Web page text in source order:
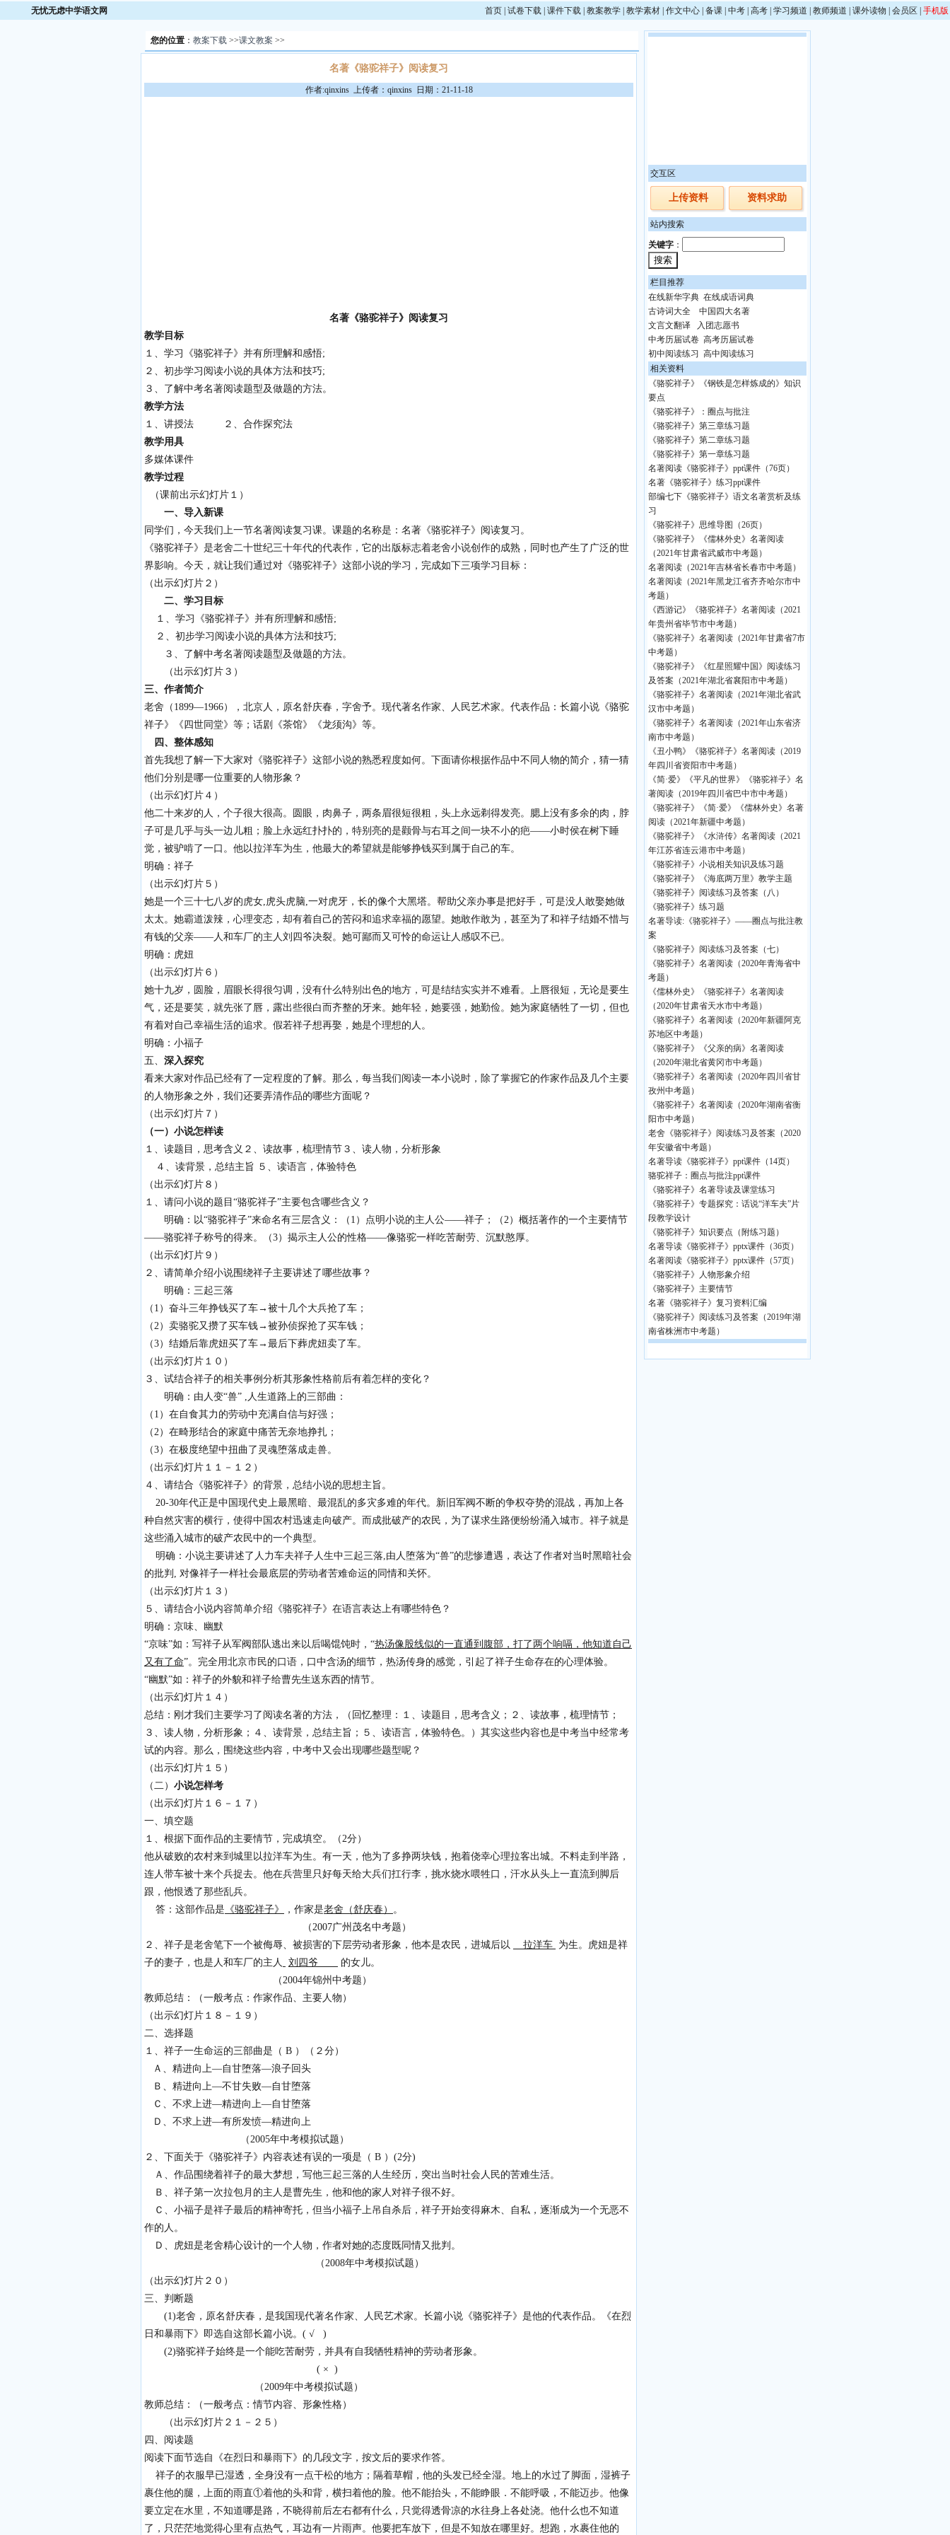
无忧无虑中学语文网 首页 试卷下载 课件下载 教案教学 教学素材 作文中心 备课 中考 高考 学习频道 教师频道 课外读物 会员区 手机版
您的位置： 教案下载>>课文教案 >>
名著《骆驼祥子》阅读复习
作者:qinxins 上传者：qinxins 日期：21-11-18
名著《骆驼祥子》阅读复习
教学目标
１、学习《骆驼祥子》并有所理解和感悟;
２、初步学习阅读小说的具体方法和技巧;
３、了解中考名著阅读题型及做题的方法。
教学方法
１、讲授法 ２、合作探究法
教学用具
多媒体课件
教学过程
（课前出示幻灯片１）
一、导入新课
同学们，今天我们上一节名著阅读复习课。课题的名称是：名著《骆驼祥子》阅读复习。
《骆驼祥子》是老舍二十世纪三十年代的代表作，它的出版标志着老舍小说创作的成熟，同时也产生了广泛的世
界影响。今天，就让我们通过对《骆驼祥子》这部小说的学习，完成如下三项学习目标：
（出示幻灯片２）
二、学习目标
１、学习《骆驼祥子》并有所理解和感悟;
２、初步学习阅读小说的具体方法和技巧;
３、了解中考名著阅读题型及做题的方法。
（出示幻灯片３）
三、作者简介
老舍（1899—1966），北京人，原名舒庆春，字舍予。现代著名作家、人民艺术家。代表作品：长篇小说《骆驼
祥子》《四世同堂》等；话剧《茶馆》《龙须沟》等。
四、整体感知
首先我想了解一下大家对《骆驼祥子》这部小说的熟悉程度如何。下面请你根据作品中不同人物的简介，猜一猜
他们分别是哪一位重要的人物形象？
（出示幻灯片４）
他二十来岁的人，个子很大很高。圆眼，肉鼻子，两条眉很短很粗，头上永远剃得发亮。腮上没有多余的肉，脖
子可是几乎与头一边儿粗；脸上永远红扑扑的，特别亮的是颧骨与右耳之间一块不小的疤——小时侯在树下睡
觉，被驴啃了一口。他以拉洋车为生，他最大的希望就是能够挣钱买到属于自己的车。
明确：祥子
（出示幻灯片５）
她是一个三十七八岁的虎女,虎头虎脑,一对虎牙，长的像个大黑塔。帮助父亲办事是把好手，可是没人敢娶她做
太太。她霸道泼辣，心理变态，却有着自己的苦闷和追求幸福的愿望。她敢作敢为，甚至为了和祥子结婚不惜与
有钱的父亲——人和车厂的主人刘四爷决裂。她可鄙而又可怜的命运让人感叹不已。
明确：虎妞
（出示幻灯片６）
她十九岁，圆脸，眉眼长得很匀调，没有什么特别出色的地方，可是结结实实并不难看。上唇很短，无论是要生
气，还是要笑，就先张了唇，露出些很白而齐整的牙来。她年轻，她要强，她勤俭。她为家庭牺牲了一切，但也
有着对自己幸福生活的追求。假若祥子想再娶，她是个理想的人。
明确：小福子
五、 深入探究
看来大家对作品已经有了一定程度的了解。那么，每当我们阅读一本小说时，除了掌握它的作家作品及几个主要
的人物形象之外，我们还要弄清作品的哪些方面呢？
（出示幻灯片７）
（一）小说怎样读
１、读题目，思考含义２、读故事，梳理情节３、读人物，分析形象
４、读背景，总结主旨 ５、读语言，体验特色
（出示幻灯片８）
１、请问小说的题目“骆驼祥子”主要包含哪些含义？
明确：以“骆驼祥子”来命名有三层含义：（1）点明小说的主人公——祥子；（2）概括著作的一个主要情节
——骆驼祥子称号的得来。（3）揭示主人公的性格——像骆驼一样吃苦耐劳、沉默憨厚。
（出示幻灯片９）
２、请简单介绍小说围绕祥子主要讲述了哪些故事？
明确：三起三落
（1）奋斗三年挣钱买了车→被十几个大兵抢了车；
（2）卖骆驼又攒了买车钱→被孙侦探抢了买车钱；
（3）结婚后靠虎妞买了车→最后下葬虎妞卖了车。
（出示幻灯片１０）
３、试结合祥子的相关事例分析其形象性格前后有着怎样的变化？
明确：由人变“兽” ,人生道路上的三部曲：
（1）在自食其力的劳动中充满自信与好强；
（2）在畸形结合的家庭中痛苦无奈地挣扎；
（3）在极度绝望中扭曲了灵魂堕落成走兽。
（出示幻灯片１１－１２）
４、请结合《骆驼祥子》的背景，总结小说的思想主旨。
20-30年代正是中国现代史上最黑暗、最混乱的多灾多难的年代。新旧军阀不断的争权夺势的混战，再加上各
种自然灾害的横行，使得中国农村迅速走向破产。而成批破产的农民，为了谋求生路便纷纷涌入城市。祥子就是
这些涌入城市的破产农民中的一个典型。
明确：小说主要讲述了人力车夫祥子人生中三起三落,由人堕落为“兽”的悲惨遭遇，表达了作者对当时黑暗社会
的批判, 对像祥子一样社会最底层的劳动者苦难命运的同情和关怀。
（出示幻灯片１３）
５、请结合小说内容简单介绍《骆驼祥子》在语言表达上有哪些特色？
明确：京味、幽默
“京味”如：写祥子从军阀部队逃出来以后喝馄饨时，“热汤像股线似的一直通到腹部，打了两个响嗝，他知道自己
又有了命”。完全用北京市民的口语，口中含汤的细节，热汤传身的感觉，引起了祥子生命存在的心理体验。
“幽默”如：祥子的外貌和祥子给曹先生送东西的情节。
（出示幻灯片１４）
总结：刚才我们主要学习了阅读名著的方法，（回忆整理：１、读题目，思考含义；２、读故事，梳理情节；
３、读人物，分析形象；４、读背景，总结主旨；５、读语言，体验特色。）其实这些内容也是中考当中经常考
试的内容。那么，围绕这些内容，中考中又会出现哪些题型呢？
（出示幻灯片１５）
（二） 小说怎样考
（出示幻灯片１６－１７）
一、填空题
１、根据下面作品的主要情节，完成填空。（2分）
他从破败的农村来到城里以拉洋车为生。有一天，他为了多挣两块钱，抱着侥幸心理拉客出城。不料走到半路，
连人带车被十来个兵捉去。他在兵营里只好每天给大兵们扛行李，挑水烧水喂牲口，汗水从头上一直流到脚后
跟，他恨透了那些乱兵。
答：这部作品是 《骆驼祥子》 ，作家是老舍（舒庆春） 。
（2007广州茂名中考题）
２、祥子是老舍笔下一个被侮辱、被损害的下层劳动者形象，他本是农民，进城后以
拉洋车 为生。虎妞是祥
子的妻子，也是人和车厂的主人
刘四爷
的女儿。
（2004年锦州中考题）
教师总结：（一般考点：作家作品、主要人物）
（出示幻灯片１８－１９）
二、选择题
１、祥子一生命运的三部曲是（ B ）（２分）
Ａ、精进向上—自甘堕落—浪子回头
Ｂ、精进向上—不甘失败—自甘堕落
Ｃ、不求上进—精进向上—自甘堕落
Ｄ、不求上进—有所发愤—精进向上
（2005年中考模拟试题）
２、下面关于《骆驼祥子》内容表述有误的一项是（ B ）(2分)
Ａ、作品围绕着祥子的最大梦想，写他三起三落的人生经历，突出当时社会人民的苦难生活。
Ｂ、祥子第一次拉包月的主人是曹先生，他和他的家人对祥子很不好。
Ｃ、小福子是祥子最后的精神寄托，但当小福子上吊自杀后，祥子开始变得麻木、自私，逐渐成为一个无恶不
作的人。
Ｄ、虎妞是老舍精心设计的一个人物，作者对她的态度既同情又批判。
（2008年中考模拟试题）
（出示幻灯片２０）
三、判断题
(1)老舍，原名舒庆春，是我国现代著名作家、人民艺术家。长篇小说《骆驼祥子》是他的代表作品。《在烈
日和暴雨下》即选自这部长篇小说。( √ )
(2)骆驼祥子始终是一个能吃苦耐劳，并具有自我牺牲精神的劳动者形象。
( × )
（2009年中考模拟试题）
教师总结：（一般考点：情节内容、形象性格）
（出示幻灯片２１－２５）
四、阅读题
阅读下面节选自《在烈日和暴雨下》的几段文字，按文后的要求作答。
祥子的衣服早已湿透，全身没有一点干松的地方；隔着草帽，他的头发已经全湿。地上的水过了脚面，湿裤子
裹住他的腿，上面的雨直①着他的头和背，横扫着他的脸。他不能抬头，不能睁眼．不能呼吸，不能迈步。他像
要立定在水里，不知道哪是路，不晓得前后左右都有什么，只觉得透骨凉的水往身上各处浇。他什么也不知道
了，只茫茫地觉得心里有点热气，耳边有一片雨声。他要把车放下，但是不知放在哪里好。想跑，水裹住他的
交互区
上传资料 资料求助
站内搜索
关键字 ：
栏目推荐
在线新华字典 在线成语词典
古诗词大全
中国四大名著
文言文翻译
入团志愿书
中考历届试卷 高考历届试卷
初中阅读练习
高中阅读练习
相关资料
《骆驼祥子》《钢铁是怎样炼成的》知识
要点
《骆驼祥子》：圈点与批注
《骆驼祥子》第三章练习题
《骆驼祥子》第二章练习题
《骆驼祥子》第一章练习题
名著阅读《骆驼祥子》ppt课件（76页）
名著《骆驼祥子》练习ppt课件
部编七下《骆驼祥子》语文名著赏析及练
习
《骆驼祥子》思维导图（26页）
《骆驼祥子》《儒林外史》名著阅读
（2021年甘肃省武威市中考题）
名著阅读（2021年吉林省长春市中考题）
名著阅读（2021年黑龙江省齐齐哈尔市中
考题）
《西游记》《骆驼祥子》名著阅读（2021
年贵州省毕节市中考题）
《骆驼祥子》名著阅读（2021年甘肃省7市
中考题）
《骆驼祥子》《红星照耀中国》阅读练习
及答案（2021年湖北省襄阳市中考题）
《骆驼祥子》名著阅读（2021年湖北省武
汉市中考题）
《骆驼祥子》名著阅读（2021年山东省济
南市中考题）
《丑小鸭》《骆驼祥子》名著阅读（2019
年四川省资阳市中考题）
《简·爱》《平凡的世界》《骆驼祥子》名
著阅读（2019年四川省巴中市中考题）
《骆驼祥子》《简·爱》《儒林外史》名著
阅读（2021年新疆中考题）
《骆驼祥子》《水浒传》名著阅读（2021
年江苏省连云港市中考题）
《骆驼祥子》小说相关知识及练习题
《骆驼祥子》《海底两万里》教学主题
《骆驼祥子》阅读练习及答案（八）
《骆驼祥子》练习题
名著导读:《骆驼祥子》——圈点与批注教
案
《骆驼祥子》阅读练习及答案（七）
《骆驼祥子》名著阅读（2020年青海省中
考题）
《儒林外史》《骆驼祥子》名著阅读
（2020年甘肃省天水市中考题）
《骆驼祥子》名著阅读（2020年新疆阿克
苏地区中考题）
《骆驼祥子》《父亲的病》名著阅读
（2020年湖北省黄冈市中考题）
《骆驼祥子》名著阅读（2020年四川省甘
孜州中考题）
《骆驼祥子》名著阅读（2020年湖南省衡
阳市中考题）
老舍《骆驼祥子》阅读练习及答案（2020
年安徽省中考题）
名著导读《骆驼祥子》ppt课件（14页）
骆驼祥子：圈点与批注ppt课件
《骆驼祥子》名著导读及课堂练习
《骆驼祥子》专题探究：话说“洋车夫”片
段教学设计
《骆驼祥子》知识要点（附练习题）
名著导读《骆驼祥子》pptx课件（36页）
名著阅读《骆驼祥子》pptx课件（57页）
《骆驼祥子》人物形象介绍
《骆驼祥子》主要情节
名著《骆驼祥子》复习资料汇编
《骆驼祥子》阅读练习及答案（2019年湖
南省株洲市中考题）